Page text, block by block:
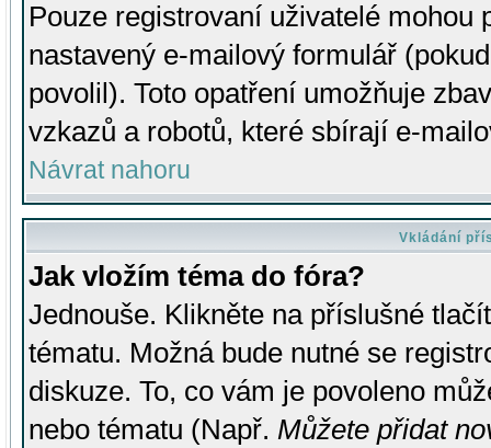
Pouze registrovaní uživatelé mohou
nastavený e-mailový formulář
povolil). Toto opatření umožňuje
vzkazů a robotů, které sbírají e-
Návrat nahoru
Vkládání
Jak vložím téma do fóra?
Jednouše. Klikněte na příslušné
tématu. Možná bude nutné se
diskuze. To, co vám je povoleno
nebo tématu (Např. Můžete přidat